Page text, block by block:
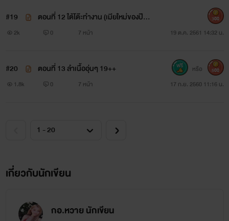
#19
ตอนที่ 12 ใต้โต๊ะทำงาน (เมียใหม่ของป๊ะป๋
า) 21+++
2k 0 7 หน้า 19 ต.ค. 2561 14:32 น.
300
#20 ตอนที่ 13 ลำเนื้ออุ่นๆ 19++
1.8k 0 7 หน้า 17 ก.ย. 2560 11:16 น.
หรือ 500
เกี่ยวกับนักเขียน
กอ.หวาย นักเขียน